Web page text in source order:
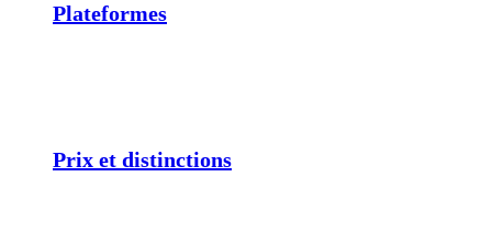
Plateformes
Prix et distinctions